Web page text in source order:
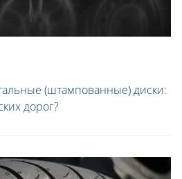
(штампованные) диски:
дорог?